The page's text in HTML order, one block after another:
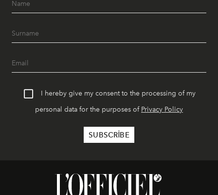
I hereby give my consent to the processing of my
personal data for the purposes of Privacy Policy